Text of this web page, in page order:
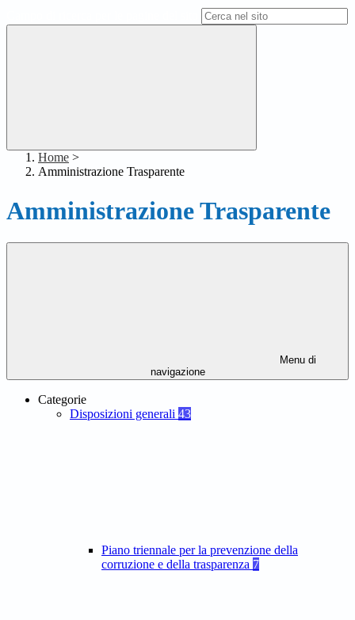
Home >
Amministrazione Trasparente
Amministrazione Trasparente
Menu di
navigazione
Categorie
Disposizioni generali 43
Piano triennale per la prevenzione della
corruzione e della trasparenza 7